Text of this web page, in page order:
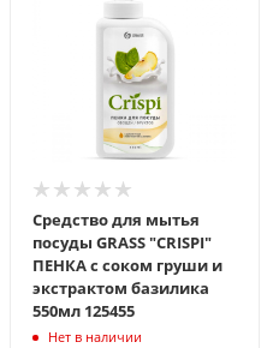
Средство для мытья
посуды GRASS "CRISPI"
ПЕНКА с соком груши и
экстрактом базилика
550мл 125455
Нет в наличии